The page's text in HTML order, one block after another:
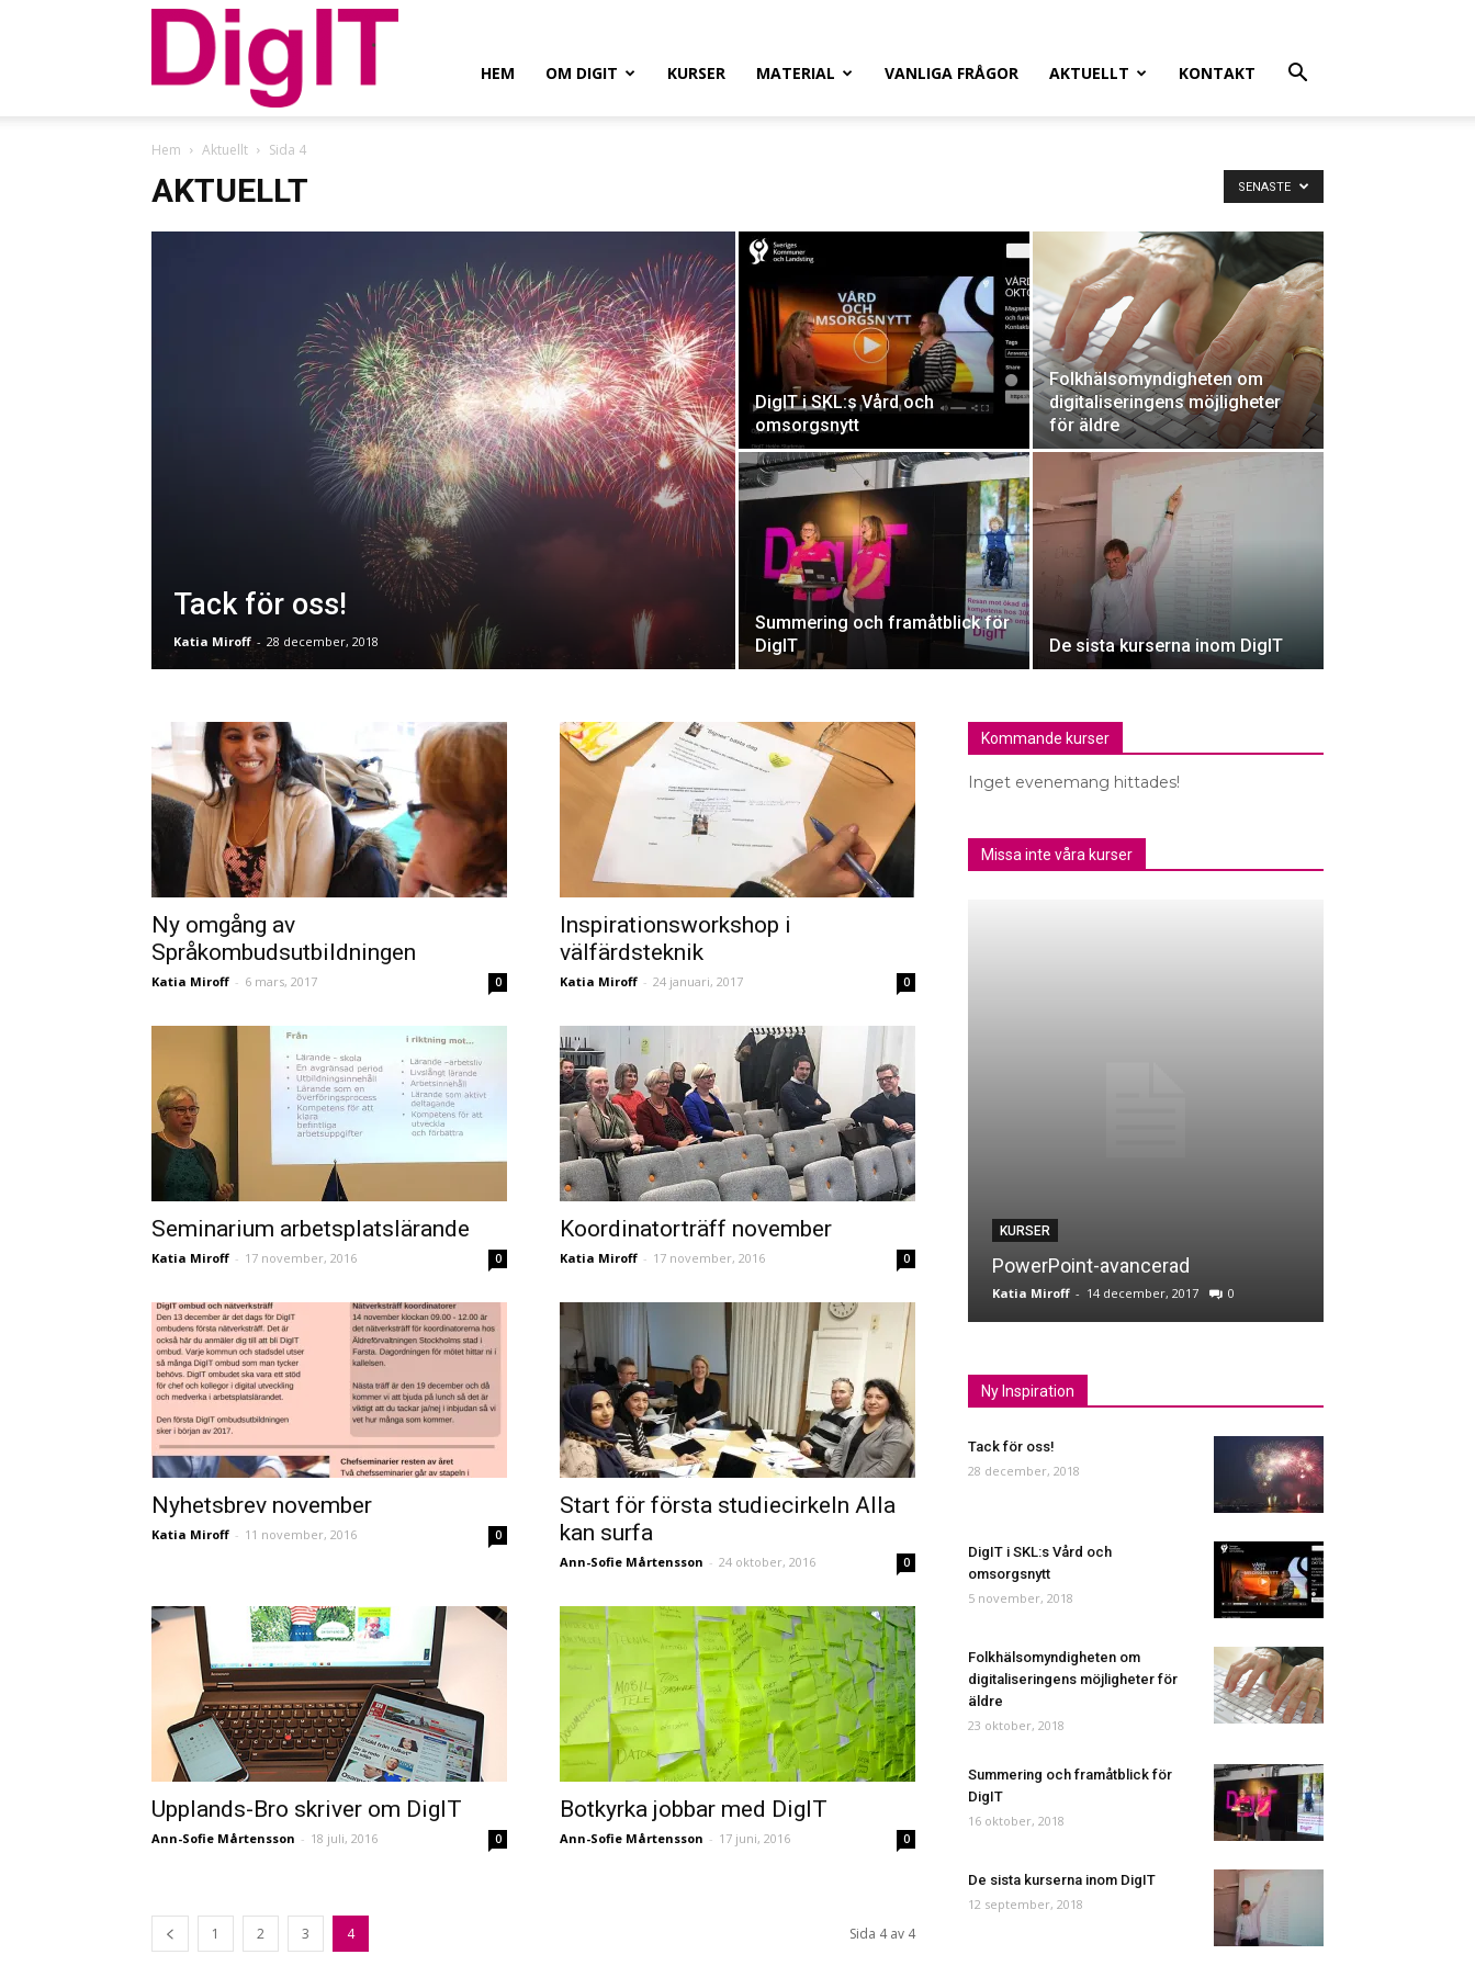
HEM OM DIGIT KURSER MATERIAL VANLIGA FRÅGOR AKTUELLT KONTAKT
Hem Aktuellt Sida 4
AKTUELLT SENASTE
Tack för oss!
Katia Miroff - 28 december, 2018
DigIT i SKL:s Vård och
omsorgsnytt
Folkhälsomyndigheten om
digitaliseringens möjligheter
för äldre
Summering och framåtblick för
DigIT
De sista kurserna inom DigIT
Ny omgång av
Språkombudsutbildningen
Katia Miroff - 6 mars, 2017 0
Inspirationsworkshop i
välfärdsteknik
Katia Miroff - 24 januari, 2017 0
Seminarium arbetsplatslärande
Katia Miroff - 17 november, 2016 0
Koordinatorträff november
Katia Miroff - 17 november, 2016 0
Nyhetsbrev november
Katia Miroff - 11 november, 2016 0
Start för första studiecirkeln Alla
kan surfa
Ann-Sofie Mårtensson - 24 oktober, 2016 0
Upplands-Bro skriver om DigIT
Ann-Sofie Mårtensson - 18 juli, 2016 0
Botkyrka jobbar med DigIT
Ann-Sofie Mårtensson - 17 juni, 2016 0
1 2 3 4 Sida 4 av 4
Kommande kurser
Inget evenemang hittades!
Missa inte våra kurser
KURSER
PowerPoint-avancerad
Katia Miroff - 14 december, 2017 0
Ny Inspiration
Tack för oss!
28 december, 2018
DigIT i SKL:s Vård och
omsorgsnytt
5 november, 2018
Folkhälsomyndigheten om
digitaliseringens möjligheter för
äldre
23 oktober, 2018
Summering och framåtblick för
DigIT
16 oktober, 2018
De sista kurserna inom DigIT
12 september, 2018